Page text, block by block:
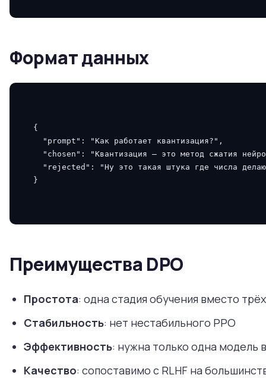
Формат данных
{
"prompt" : "Как работает квантизация?" ,
"chosen" :
"Квантизация — это метод сжатия
"rejected" :
"Ну это такая штука где числа
}
Преимущества DPO
Простота: одна стадия обучения вместо трёх
Стабильность: нет нестабильного PPO
Эффективность: нужна только одна модель
Качество: сопоставимо с RLHF на